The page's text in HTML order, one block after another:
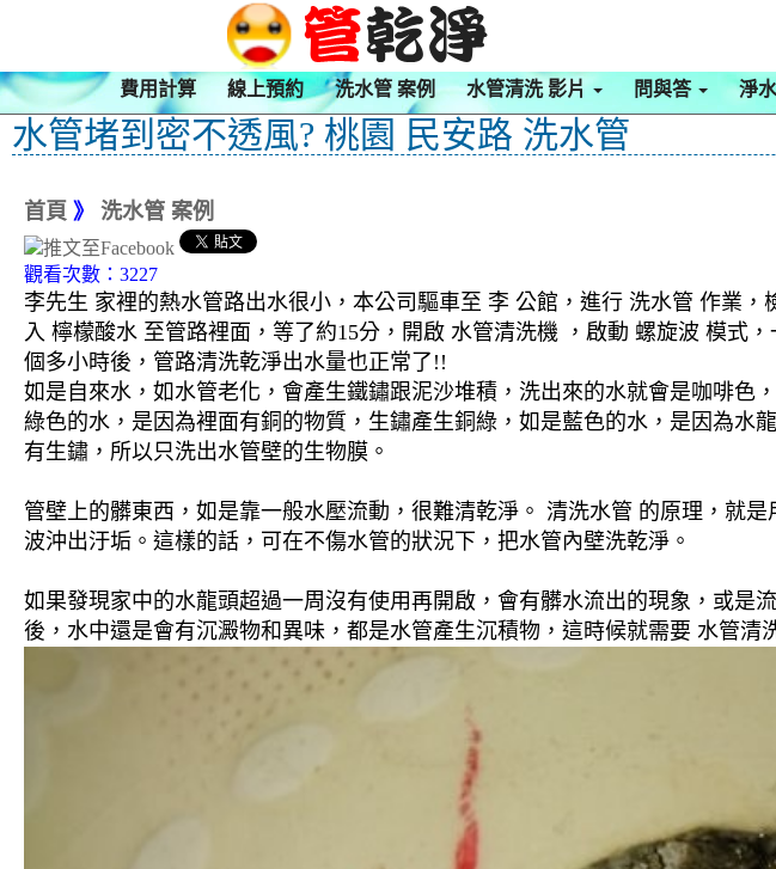
費用計算 線上預約 洗水管 案例 水管清洗 影片 問與答 淨
水管堵到密不透風? 桃園 民安路 洗水管
首頁 》 洗水管 案例
觀看次數：3227
李先生 家裡的熱水管路出水很小，本公司驅車至 李 公館，進行 洗水管 作業
入 檸檬酸水 至管路裡面，等了約15分，開啟 水管清洗機 ，啟動 螺旋波 模式
個多小時後，管路清洗乾淨出水量也正常了!!
如是自來水，如水管老化，會產生鐵鏽跟泥沙堆積，洗出來的水就會是咖啡
綠色的水，是因為裡面有銅的物質，生鏽產生銅綠，如是藍色的水，是因為
有生鏽，所以只洗出水管壁的生物膜。
管壁上的髒東西，如是靠一般水壓流動，很難清乾淨。 清洗水管 的原理，就
波沖出汙垢。這樣的話，可在不傷水管的狀況下，把水管內壁洗乾淨。
如果發現家中的水龍頭超過一周沒有使用再開啟，會有髒水流出的現象，或
後，水中還是會有沉澱物和異味，都是水管產生沉積物，這時候就需要 水管清